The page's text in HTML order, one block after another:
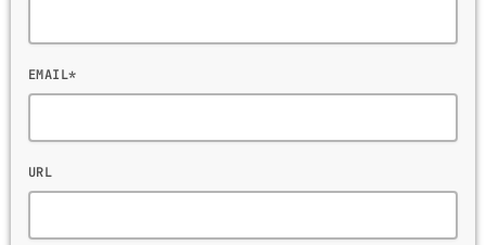
EMAIL*
URL